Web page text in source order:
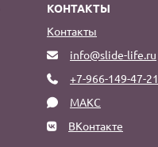
КОНТАКТЫ
Контакты
info@slide-life.ru
+7-966-149-47-21
МАКС
ВКонтакте